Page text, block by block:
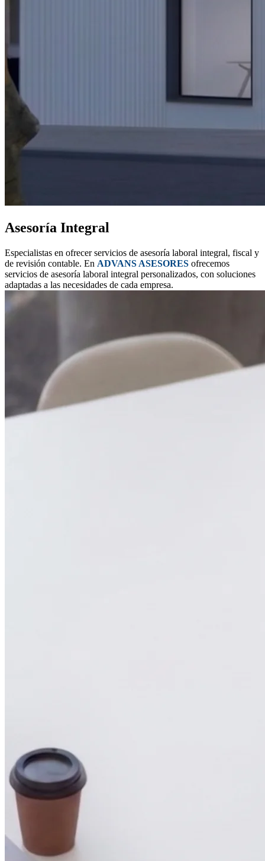
Asesoría Integral
Especialistas en ofrecer servicios de asesoría laboral integral, fiscal y
de revisión contable. En ADVANS ASESORES ofrecemos
servicios de asesoría laboral integral personalizados, con soluciones
adaptadas a las necesidades de cada empresa.